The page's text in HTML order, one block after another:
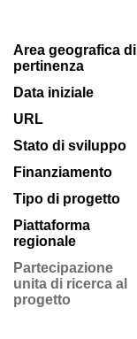
Area geografica di
pertinenza
Data iniziale
URL
Stato di sviluppo
Finanziamento
Tipo di progetto
Piattaforma
regionale
Partecipazione
unita di ricerca al
progetto